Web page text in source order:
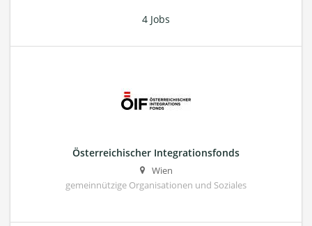
4 Jobs
Österreichischer Integrationsfonds
Wien
gemeinnützige Organisationen und Soziales